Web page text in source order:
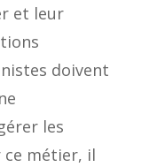
et leur
doivent
les
ce métier, il